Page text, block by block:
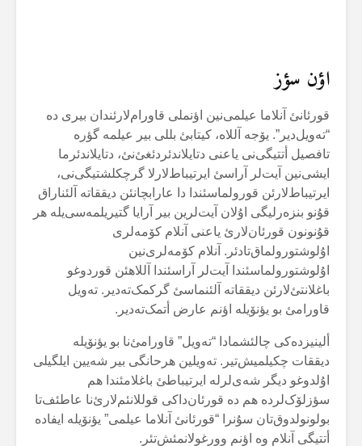
اؤن سؤز
قورئانئ آنلاما عیلمی‌نین اؤنملی قاورام‌لارئندان بیری دە
“تەویل‌دیر”. یۆجە آللاە، کیتابئ بللی بیر عیلمە گؤرە
تافصیل أتتیگی‌نی یاعنی دتایلاندئردئغئ‌نئ، دتایلاندئرما
ایشی‌نین آیت‌لر آراسئ ایرتیباط‌لارلا گرچکلشتیگی‌نی،
ایرتیباط‌لارئن قورولماسئندا دا عارابچانئن دیققاتە آلئناراق
قۇنو بنزەرلیگی اۇلان آیت‌لرین بیر آرایا گتیریلمەسی‌یلە هر
قۇنونون قورئان‌لارئ یاعنی آنلام کۆمەلری
اۇلوشتورولماق‌تادئر. آنلام کۆمەلری‌نین
اۇلوشتورولماسئندا آیت‌لر آراسئندا آللاهئن قوردوغو
باغلانتئ‌لارئن دیققاتە آلئنماسئ گرکمک‌تەدیر. تەویل
قاورامئ بو یؤنۆیلە اؤنم عارض أتمک‌تەدیر.
ألینیزدەکی چالئشمادا “تەویل” قاورامئ‌نا بو یؤنۆیلە
دیققات چکیلمیش‌تیر. تەویلین هرحانگی بیر شەیین ایلگیلی
اۇلدوغو دیگر شەی‌لرلە ایرتیباطئ باغلامئندا هم
سؤزلۆک‌لردە هم دە قورئان‌داکی قوللانئم‌لارئ‌نا عاطئف‌تا
بولونولدوق‌تان سۇنرا “قورئانئ آنلاما عیلمی” یؤنۆیلە ایفادە
أتتیگی آنلام وە اؤنم وورغولانمئش‌تئر.